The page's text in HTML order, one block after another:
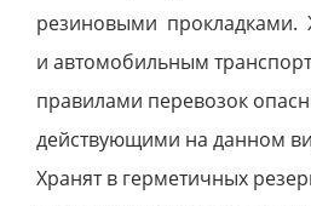
резиновыми
и автомобильным
правилами перевозок
действующими на данном
Хранят в герметичных